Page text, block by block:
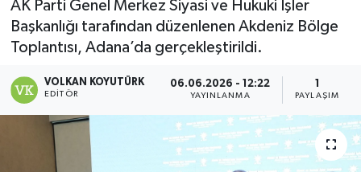
AK Parti Genel Merkez Siyasi ve Hukuki İşler
Başkanlığı tarafından düzenlenen Akdeniz Bölge
Toplantısı, Adana’da gerçekleştirildi.
VOLKAN KOYUTÜRK
EDITÖR
06.06.2026 - 12:22
YAYINLANMA PAYLAŞIM
Özel
Resmi İlanlar
Sağlık
Siyaset